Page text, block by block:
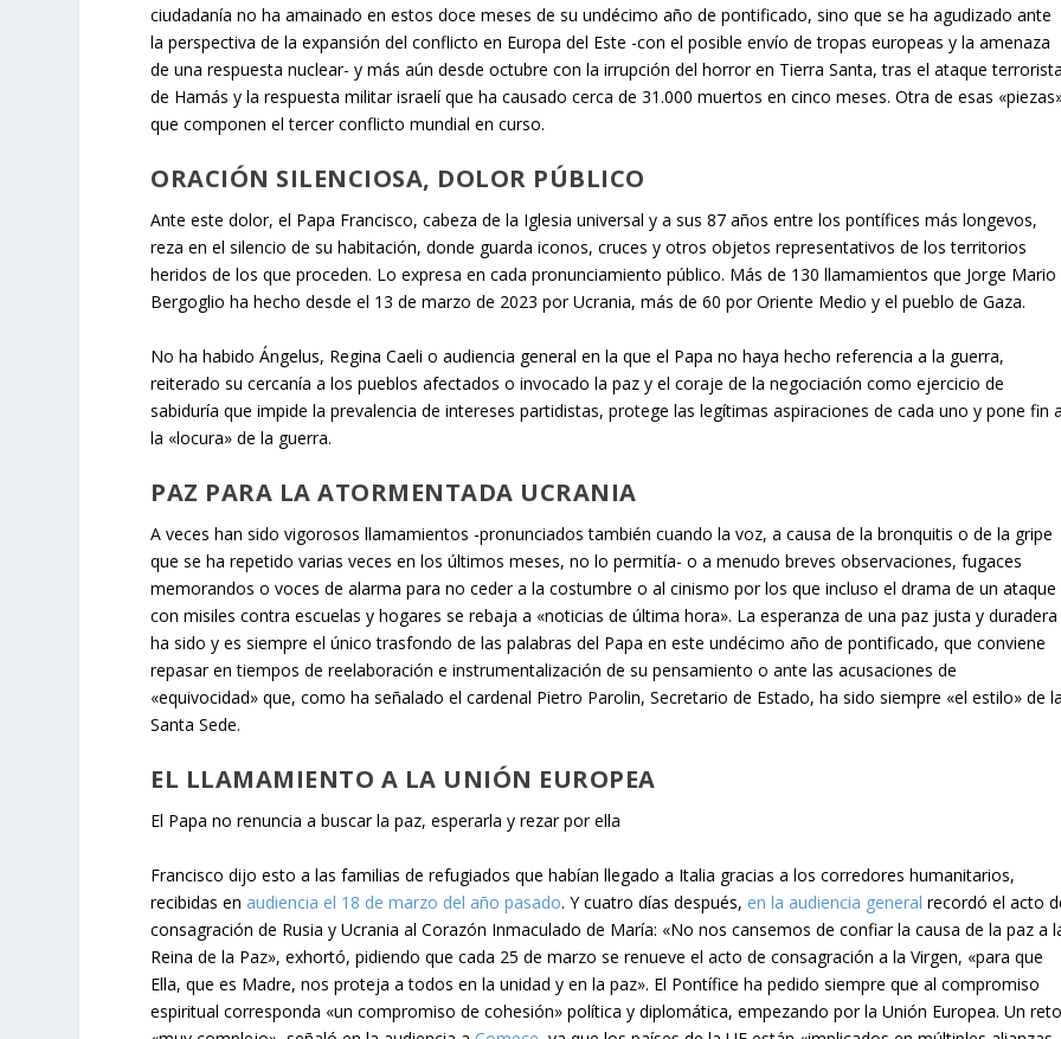
ciudadanía no ha amainado en estos doce meses de su undécimo año de pontificado, sino que se ha agudizado ante
la perspectiva de la expansión del conflicto en Europa del Este -con el posible envío de tropas europeas y la amenaza
de una respuesta nuclear- y más aún desde octubre con la irrupción del horror en Tierra Santa, tras el ataque
de Hamás y la respuesta militar israelí que ha causado cerca de 31.000 muertos en cinco meses. Otra de esas
que componen el tercer conflicto mundial en curso.
ORACIÓN SILENCIOSA, DOLOR PÚBLICO
Ante este dolor, el Papa Francisco, cabeza de la Iglesia universal y a sus 87 años entre los pontífices más longevos,
reza en el silencio de su habitación, donde guarda iconos, cruces y otros objetos representativos de los territorios
heridos de los que proceden. Lo expresa en cada pronunciamiento público. Más de 130 llamamientos que Jorge Mario
Bergoglio ha hecho desde el 13 de marzo de 2023 por Ucrania, más de 60 por Oriente Medio y el pueblo de Gaza.
No ha habido Ángelus, Regina Caeli o audiencia general en la que el Papa no haya hecho referencia a la guerra,
reiterado su cercanía a los pueblos afectados o invocado la paz y el coraje de la negociación como ejercicio de
sabiduría que impide la prevalencia de intereses partidistas, protege las legítimas aspiraciones de cada uno y pone fin
la «locura» de la guerra.
PAZ PARA LA ATORMENTADA UCRANIA
A veces han sido vigorosos llamamientos -pronunciados también cuando la voz, a causa de la bronquitis o de la gripe
que se ha repetido varias veces en los últimos meses, no lo permitía- o a menudo breves observaciones, fugaces
memorandos o voces de alarma para no ceder a la costumbre o al cinismo por los que incluso el drama de un ataque
con misiles contra escuelas y hogares se rebaja a «noticias de última hora». La esperanza de una paz justa y duradera
ha sido y es siempre el único trasfondo de las palabras del Papa en este undécimo año de pontificado, que conviene
repasar en tiempos de reelaboración e instrumentalización de su pensamiento o ante las acusaciones de
«equivocidad» que, como ha señalado el cardenal Pietro Parolin, Secretario de Estado, ha sido siempre «el estilo» de
Santa Sede.
EL LLAMAMIENTO A LA UNIÓN EUROPEA
El Papa no renuncia a buscar la paz, esperarla y rezar por ella
Francisco dijo esto a las familias de refugiados que habían llegado a Italia gracias a los corredores humanitarios,
recibidas en audiencia el 18 de marzo del año pasado. Y cuatro días después, en la audiencia general recordó el acto
consagración de Rusia y Ucrania al Corazón Inmaculado de María: «No nos cansemos de confiar la causa de la paz a
Reina de la Paz», exhortó, pidiendo que cada 25 de marzo se renueve el acto de consagración a la Virgen, «para que
Ella, que es Madre, nos proteja a todos en la unidad y en la paz». El Pontífice ha pedido siempre que al compromiso
espiritual corresponda «un compromiso de cohesión» política y diplomática, empezando por la Unión Europea. Un